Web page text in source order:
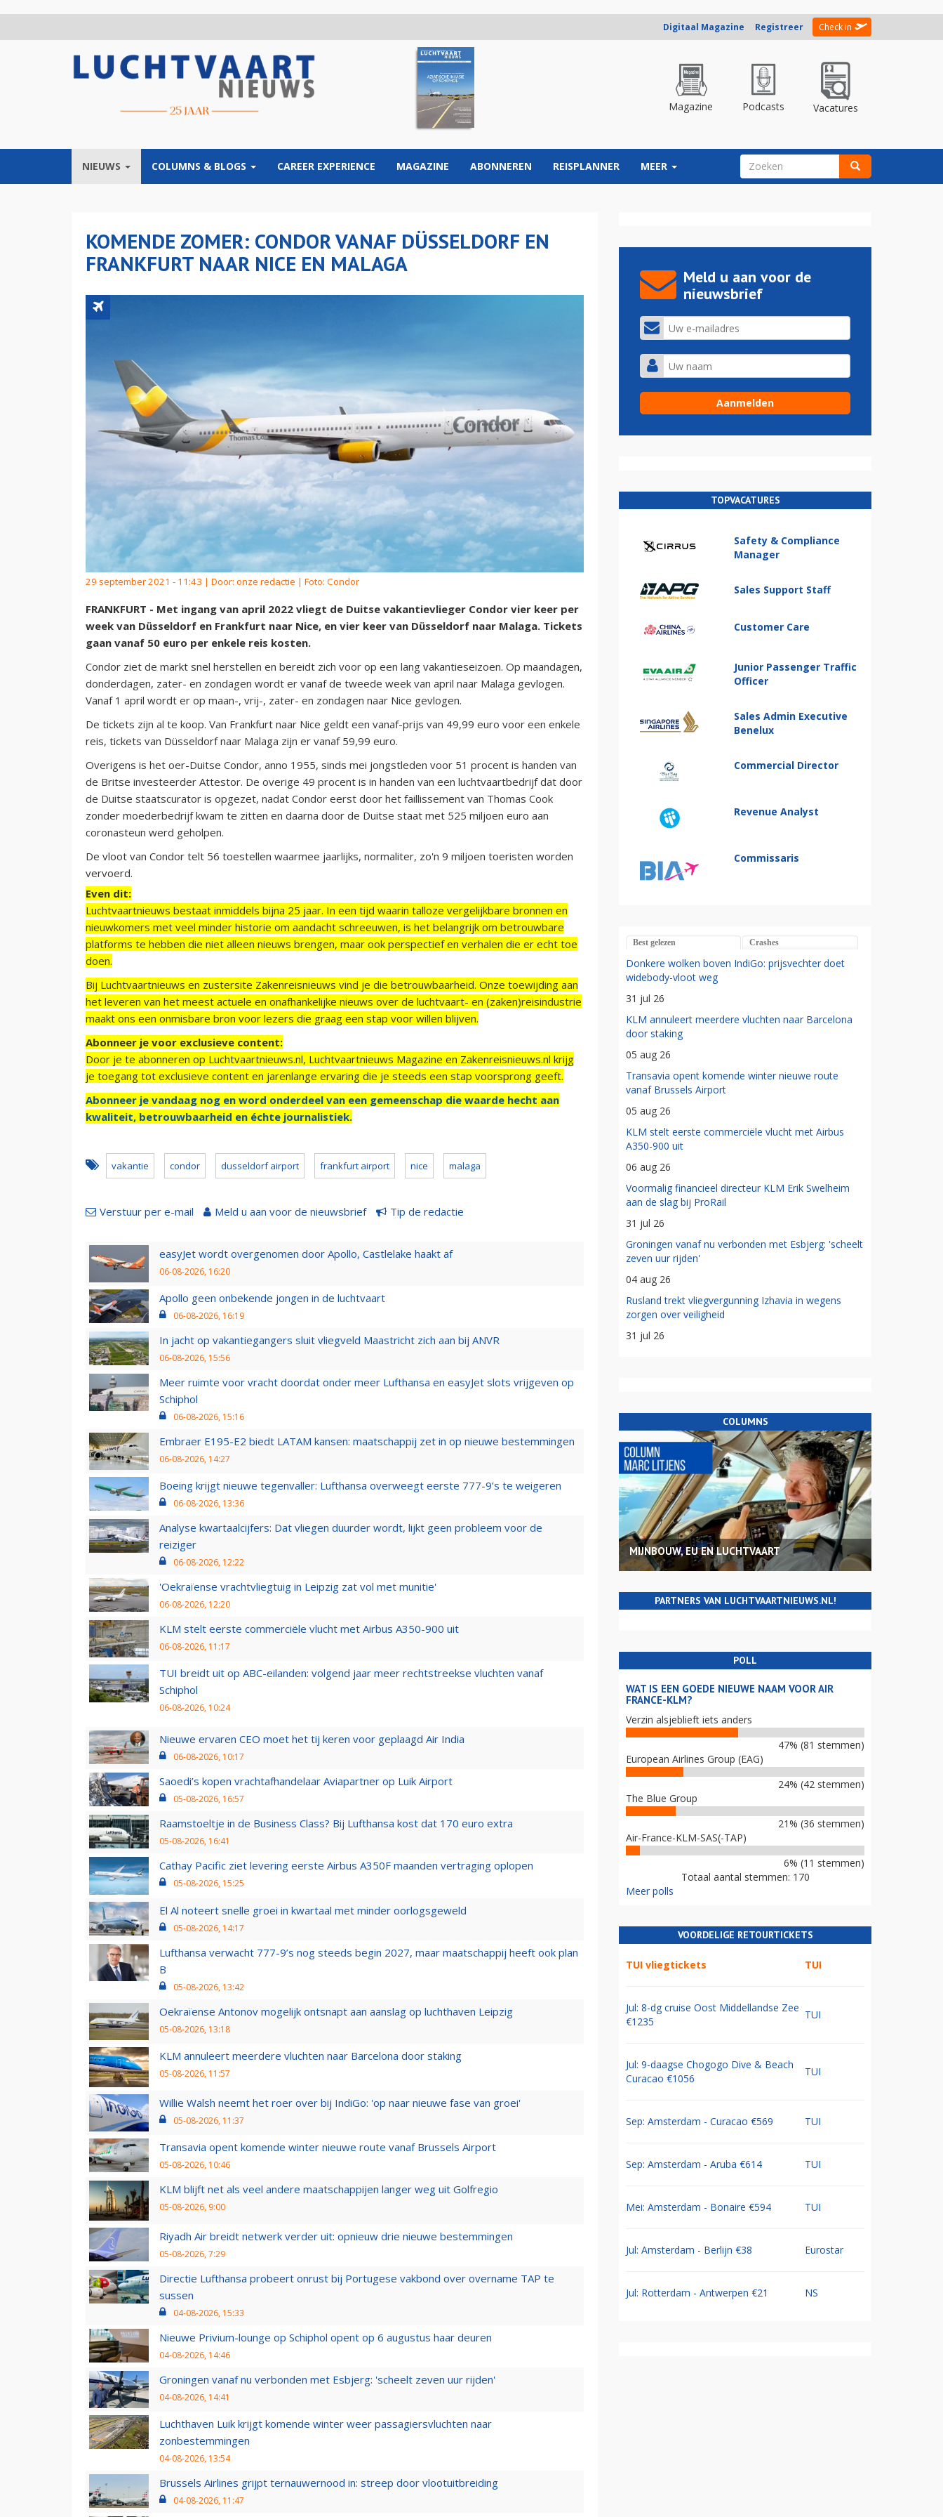
Digitaal Magazine Registreer Check in
Magazine Podcasts Vacatures
NIEUWS COLUMNS & BLOGS CAREER EXPERIENCE MAGAZINE ABONNEREN REISPLANNER MEER ZOEKVELD
KOMENDE ZOMER: CONDOR VANAF DÜSSELDORF EN
FRANKFURT NAAR NICE EN MALAGA
29 september 2021 - 11:43 | Door: onze redactie | Foto: Condor
FRANKFURT - Met ingang van april 2022 vliegt de Duitse vakantievlieger Condor vier keer per
week van Düsseldorf en Frankfurt naar Nice, en vier keer van Düsseldorf naar Malaga. Tickets
gaan vanaf 50 euro per enkele reis kosten.
Condor ziet de markt snel herstellen en bereidt zich voor op een lang vakantieseizoen. Op maandagen,
donderdagen, zater- en zondagen wordt er vanaf de tweede week van april naar Malaga gevlogen.
Vanaf 1 april wordt er op maan-, vrij-, zater- en zondagen naar Nice gevlogen.
De tickets zijn al te koop. Van Frankfurt naar Nice geldt een vanaf-prijs van 49,99 euro voor een enkele
reis, tickets van Düsseldorf naar Malaga zijn er vanaf 59,99 euro.
Overigens is het oer-Duitse Condor, anno 1955, sinds mei jongstleden voor 51 procent is handen van
de Britse investeerder Attestor. De overige 49 procent is in handen van een luchtvaartbedrijf dat door
de Duitse staatscurator is opgezet, nadat Condor eerst door het faillissement van Thomas Cook
zonder moederbedrijf kwam te zitten en daarna door de Duitse staat met 525 miljoen euro aan
coronasteun werd geholpen.
De vloot van Condor telt 56 toestellen waarmee jaarlijks, normaliter, zo'n 9 miljoen toeristen worden
vervoerd.
Even dit:
Luchtvaartnieuws bestaat inmiddels bijna 25 jaar. In een tijd waarin talloze vergelijkbare bronnen en
nieuwkomers met veel minder historie om aandacht schreeuwen, is het belangrijk om betrouwbare
platforms te hebben die niet alleen nieuws brengen, maar ook perspectief en verhalen die er echt toe
doen.
Bij Luchtvaartnieuws en zustersite Zakenreisnieuws vind je die betrouwbaarheid. Onze toewijding aan
het leveren van het meest actuele en onafhankelijke nieuws over de luchtvaart- en (zaken)reisindustrie
maakt ons een onmisbare bron voor lezers die graag een stap voor willen blijven.
Abonneer je voor exclusieve content:
Door je te abonneren op Luchtvaartnieuws.nl, Luchtvaartnieuws Magazine en Zakenreisnieuws.nl krijg
je toegang tot exclusieve content en jarenlange ervaring die je steeds een stap voorsprong geeft.
Abonneer je vandaag nog en word onderdeel van een gemeenschap die waarde hecht aan
kwaliteit, betrouwbaarheid en échte journalistiek.
vakantie condor dusseldorf airport frankfurt airport nice malaga
Verstuur per e-mail Meld u aan voor de nieuwsbrief Tip de redactie
easyJet wordt overgenomen door Apollo, Castlelake haakt af
06-08-2026, 16:20
Apollo geen onbekende jongen in de luchtvaart
06-08-2026, 16:19
In jacht op vakantiegangers sluit vliegveld Maastricht zich aan bij ANVR
06-08-2026, 15:56
Meer ruimte voor vracht doordat onder meer Lufthansa en easyJet slots vrijgeven op
Schiphol
06-08-2026, 15:16
Embraer E195-E2 biedt LATAM kansen: maatschappij zet in op nieuwe bestemmingen
06-08-2026, 14:27
Boeing krijgt nieuwe tegenvaller: Lufthansa overweegt eerste 777-9’s te weigeren
06-08-2026, 13:36
Analyse kwartaalcijfers: Dat vliegen duurder wordt, lijkt geen probleem voor de
reiziger
06-08-2026, 12:22
'Oekraïense vrachtvliegtuig in Leipzig zat vol met munitie'
06-08-2026, 12:20
KLM stelt eerste commerciële vlucht met Airbus A350-900 uit
06-08-2026, 11:17
TUI breidt uit op ABC-eilanden: volgend jaar meer rechtstreekse vluchten vanaf
Schiphol
06-08-2026, 10:24
Nieuwe ervaren CEO moet het tij keren voor geplaagd Air India
06-08-2026, 10:17
Saoedi’s kopen vrachtafhandelaar Aviapartner op Luik Airport
05-08-2026, 16:57
Raamstoeltje in de Business Class? Bij Lufthansa kost dat 170 euro extra
05-08-2026, 16:41
Cathay Pacific ziet levering eerste Airbus A350F maanden vertraging oplopen
05-08-2026, 15:25
El Al noteert snelle groei in kwartaal met minder oorlogsgeweld
05-08-2026, 14:17
Lufthansa verwacht 777-9’s nog steeds begin 2027, maar maatschappij heeft ook plan
B
05-08-2026, 13:42
Oekraïense Antonov mogelijk ontsnapt aan aanslag op luchthaven Leipzig
05-08-2026, 13:18
KLM annuleert meerdere vluchten naar Barcelona door staking
05-08-2026, 11:57
Willie Walsh neemt het roer over bij IndiGo: 'op naar nieuwe fase van groei'
05-08-2026, 11:37
Transavia opent komende winter nieuwe route vanaf Brussels Airport
05-08-2026, 10:46
KLM blijft net als veel andere maatschappijen langer weg uit Golfregio
05-08-2026, 9:00
Riyadh Air breidt netwerk verder uit: opnieuw drie nieuwe bestemmingen
05-08-2026, 7:29
Directie Lufthansa probeert onrust bij Portugese vakbond over overname TAP te
sussen
04-08-2026, 15:33
Nieuwe Privium-lounge op Schiphol opent op 6 augustus haar deuren
04-08-2026, 14:46
Groningen vanaf nu verbonden met Esbjerg: 'scheelt zeven uur rijden'
04-08-2026, 14:41
Luchthaven Luik krijgt komende winter weer passagiersvluchten naar
zonbestemmingen
04-08-2026, 13:54
Brussels Airlines grijpt ternauwernood in: streep door vlootuitbreiding
04-08-2026, 11:47
Meld u aan voor de
nieuwsbrief
TOPVACATURES
Safety & Compliance
Manager
Sales Support Staff
Customer Care
Junior Passenger Traffic
Officer
Sales Admin Executive
Benelux
Commercial Director
Revenue Analyst
Commissaris
Best gelezen Crashes
Donkere wolken boven IndiGo: prijsvechter doet
widebody-vloot weg
31 jul 26
KLM annuleert meerdere vluchten naar Barcelona
door staking
05 aug 26
Transavia opent komende winter nieuwe route
vanaf Brussels Airport
05 aug 26
KLM stelt eerste commerciële vlucht met Airbus
A350-900 uit
06 aug 26
Voormalig financieel directeur KLM Erik Swelheim
aan de slag bij ProRail
31 jul 26
Groningen vanaf nu verbonden met Esbjerg: 'scheelt
zeven uur rijden'
04 aug 26
Rusland trekt vliegvergunning Izhavia in wegens
zorgen over veiligheid
31 jul 26
COLUMNS
MIJNBOUW, EU EN LUCHTVAART
PARTNERS VAN LUCHTVAARTNIEUWS.NL!
POLL
WAT IS EEN GOEDE NIEUWE NAAM VOOR AIR
FRANCE-KLM?
Verzin alsjeblieft iets anders
47% (81 stemmen)
European Airlines Group (EAG)
24% (42 stemmen)
The Blue Group
21% (36 stemmen)
Air-France-KLM-SAS(-TAP)
6% (11 stemmen)
Totaal aantal stemmen: 170
Meer polls
VOORDELIGE RETOURTICKETS
TUI vliegtickets TUI
Jul: 8-dg cruise Oost Middellandse Zee
€1235
TUI
Jul: 9-daagse Chogogo Dive & Beach
Curacao €1056
TUI
Sep: Amsterdam - Curacao €569 TUI
Sep: Amsterdam - Aruba €614 TUI
Mei: Amsterdam - Bonaire €594 TUI
Jul: Amsterdam - Berlijn €38 Eurostar
Jul: Rotterdam - Antwerpen €21 NS